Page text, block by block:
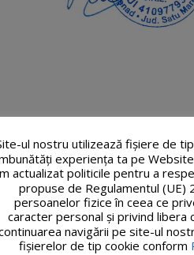
ul nostru utilizează fişiere de
experiența ta pe
actualizat politicile pentru a
propuse de Regulamentul
persoanelor fizice în ceea ce
caracter personal și privind libera
navigării pe site-ul
fişierelor de tip cookie conform